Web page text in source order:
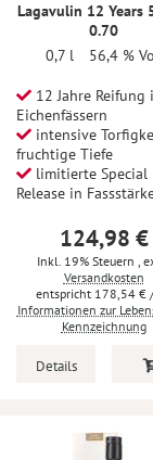
Lagavulin 12 Years
0.70
0,7 l
56,4 %
12 Jahre Reifung
Eichenfässern
intensive
fruchtige Tiefe
limitierte Special
Release in
124,98 €
Inkl. 19% Steuern,
Versandkosten
178,54 €/
Informationen zur
Kennzeichnung
Details